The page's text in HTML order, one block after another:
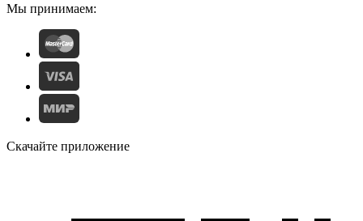
Мы принимаем:
Скачайте приложение